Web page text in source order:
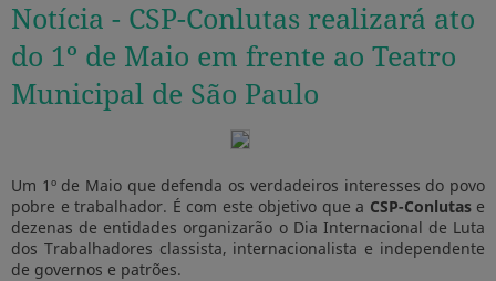
Notícia - CSP-Conlutas realizará ato
do 1º de Maio em frente ao Teatro
Municipal de São Paulo
Um 1º de Maio que defenda os verdadeiros interesses do povo
pobre e trabalhador. É com este objetivo que a CSP-Conlutase
dezenas de entidades organizarão o Dia Internacional de Luta
dos Trabalhadores classista, internacionalista e independente
de governos e patrões.